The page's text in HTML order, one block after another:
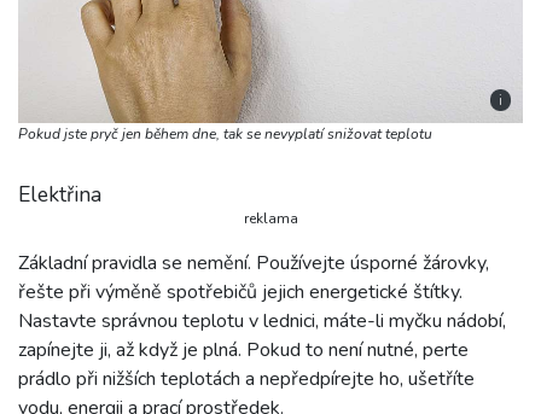
i
Pokud jste pryč jen během dne, tak se nevyplatí snižovat teplotu
Elektřina
reklama
Základní pravidla se nemění. Používejte úsporné žárovky,
řešte při výměně spotřebičů jejich energetické štítky.
Nastavte správnou teplotu v lednici, máte-li myčku nádobí,
zapínejte ji, až když je plná. Pokud to není nutné, perte
prádlo při nižších teplotách a nepředpírejte ho, ušetříte
vodu, energii a prací prostředek.